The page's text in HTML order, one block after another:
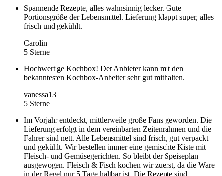
Spannende Rezepte, alles wahnsinnig lecker. Gute
Portionsgröße der Lebensmittel. Lieferung klappt super, alles
frisch und gekühlt.
Carolin
5 Sterne
Hochwertige Kochbox! Der Anbieter kann mit den
bekanntesten Kochbox-Anbeiter sehr gut mithalten.
vanessa13
5 Sterne
Im Vorjahr entdeckt, mittlerweile große Fans geworden. Die
Lieferung erfolgt in dem vereinbarten Zeitenrahmen und die
Fahrer sind nett. Alle Lebensmittel sind frisch, gut verpackt
und gekühlt. Wir bestellen immer eine gemischte Kiste mit
Fleisch- und Gemüsegerichten. So bleibt der Speiseplan
ausgewogen. Fleisch & Fisch kochen wir zuerst, da die Ware
in der Regel nur 5 Tage haltbar ist. Die Rezepte sind